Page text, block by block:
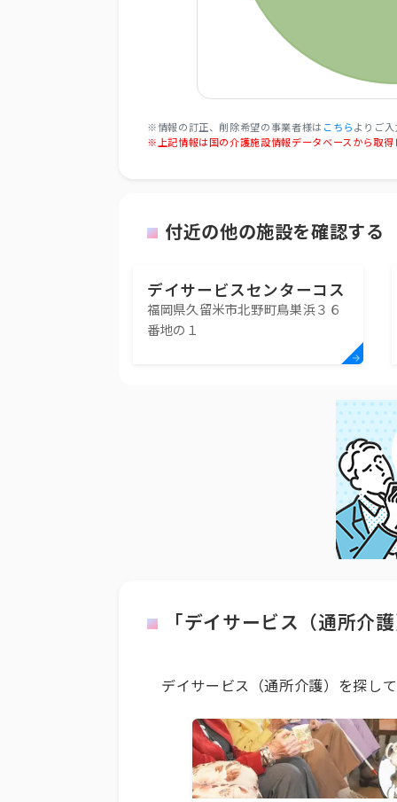
※情報の訂正、削除希望の事業者様は こちら よりご
※上記情報は国の介護施設情報データベースから取得
付近の他の施設を確認する
デイサービスセンターコス
モス
福岡県久留米市北野町鳥巣浜３６
番地の１
「デイサービス（通所介
デイサービス（通所介護）を探し